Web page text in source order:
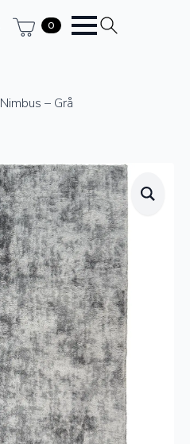
0
Nimbus – Grå